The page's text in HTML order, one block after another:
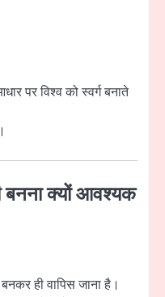
पर विश्व को स्वर्ग बनाते
बनना क्यों आवश्यक
ही वापिस जाना है।